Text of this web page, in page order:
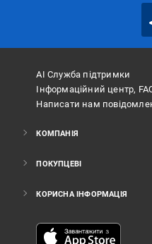
АІ Служба підтримки
Інформаційний центр,
Написати нам
КОМПАНІЯ
ПОКУПЦЕВІ
КОРИСНА ІНФОРМАЦІЯ